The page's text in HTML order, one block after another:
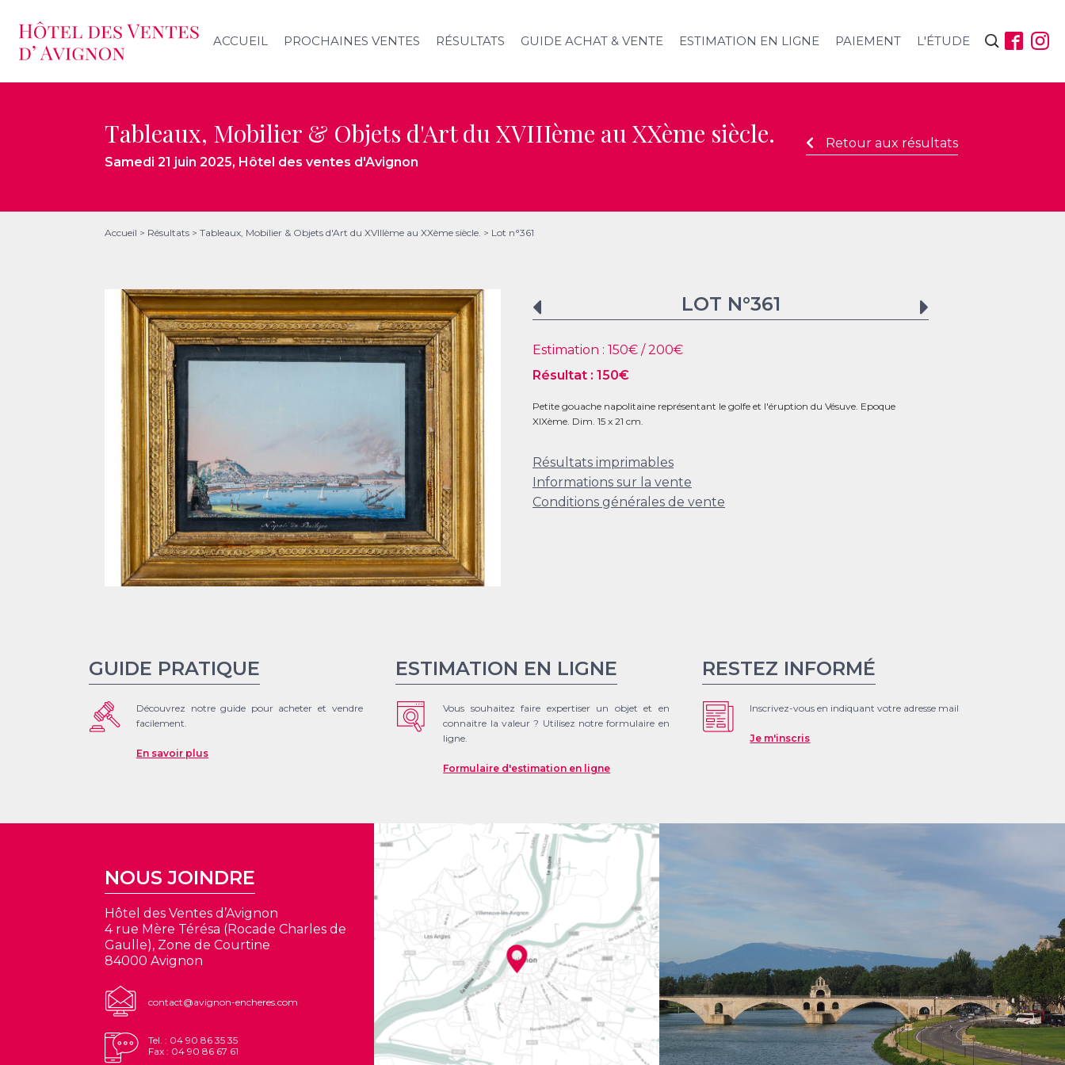
ACCUEIL PROCHAINES VENTES RÉSULTATS GUIDE ACHAT & VENTE ESTIMATION EN LIGNE PAIEMENT L'ÉTUDE Rechercher :
Tableaux, Mobilier & Objets d'Art du XVIIIème au XXème siècle.
Samedi 21 juin 2025, Hôtel des ventes d'Avignon
Retour aux résultats
Accueil > Résultats > Tableaux, Mobilier & Objets d'Art du XVIIIème au XXème siècle. > Lot n°361
LOT N°361
Estimation : 150€ /200€
Résultat : 150€
Petite gouache napolitaine représentant le golfe et l'éruption du Vésuve. Epoque
XIXème. Dim. 15 x 21 cm.
Résultats imprimables
Informations sur la vente
Conditions générales de vente
GUIDE PRATIQUE
Découvrez notre guide pour acheter et vendre
facilement.
En savoir plus
ESTIMATION EN LIGNE
Vous souhaitez faire expertiser un objet et en
connaitre la valeur ? Utilisez notre formulaire en
ligne.
Formulaire d'estimation en ligne
RESTEZ INFORMÉ
Inscrivez-vous en indiquant votre adresse mail
Je m'inscris
NOUS JOINDRE
Hôtel des Ventes d’Avignon
4 rue Mère Térésa (Rocade Charles de
Gaulle), Zone de Courtine
84000 Avignon
contact@avignon-encheres.com
Tel. : 04 90 86 35 35
Fax : 04 90 86 67 61